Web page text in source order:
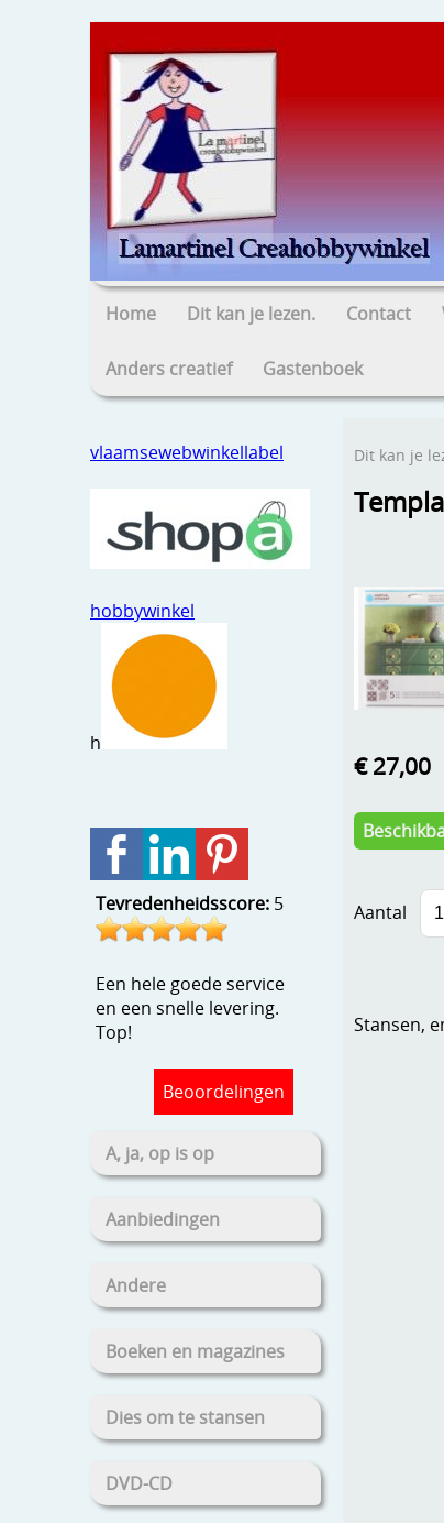
Home Dit kan je lezen. Contact
Anders creatief Gastenboek
vlaamsewebwinkellabel
hobbywinkel
h
Tevredenheidsscore: 5
Een hele goede service
en een snelle levering.
Top!
Beoordelingen
A, ja, op is op
Aanbiedingen
Andere
Boeken en magazines
Dies om te stansen
DVD-CD
Dit kan je
€ 27,00
Aantal
Stansen,